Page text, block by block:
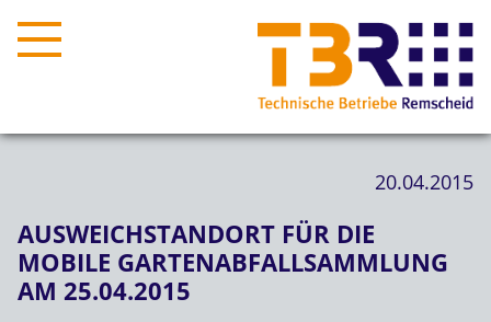
20.04.2015
AUSWEICHSTANDORT FÜR DIE
MOBILE GARTENABFALLSAMMLUNG
AM 25.04.2015